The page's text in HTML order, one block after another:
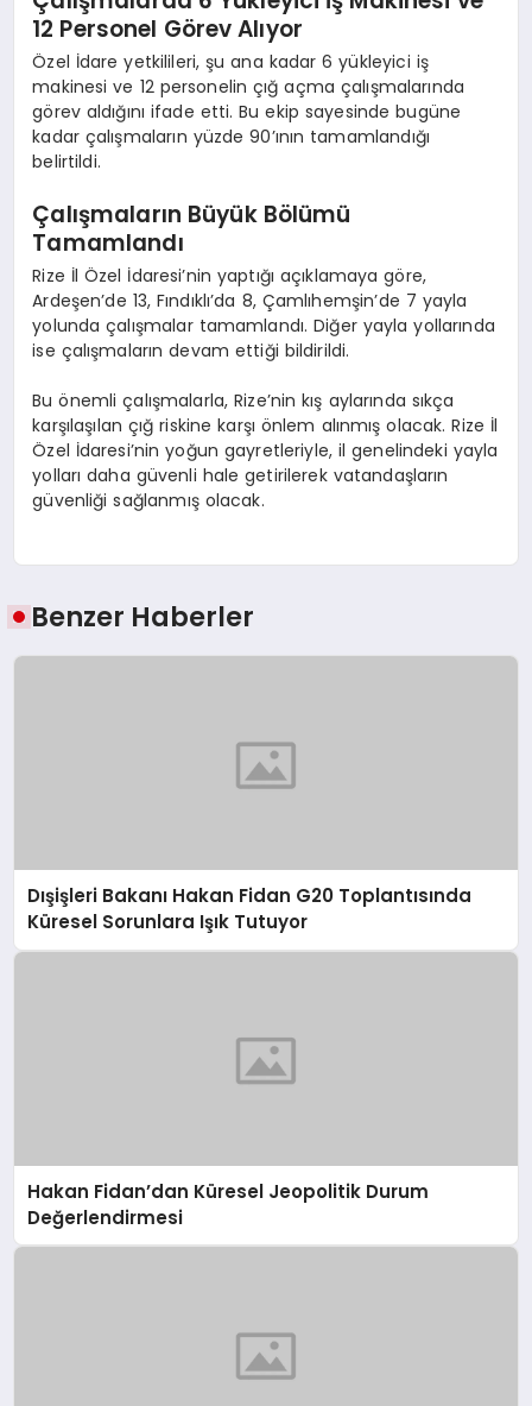
12 Personel Görev Alıyor
Özel İdare yetkilileri, şu ana kadar 6 yükleyici iş
makinesi ve 12 personelin çığ açma çalışmalarında
görev aldığını ifade etti. Bu ekip sayesinde bugüne
kadar çalışmaların yüzde 90’ının tamamlandığı
belirtildi.
Çalışmaların Büyük Bölümü
Tamamlandı
Rize İl Özel İdaresi’nin yaptığı açıklamaya göre,
Ardeşen’de 13, Fındıklı’da 8, Çamlıhemşin’de 7 yayla
yolunda çalışmalar tamamlandı. Diğer yayla yollarında
ise çalışmaların devam ettiği bildirildi.
Bu önemli çalışmalarla, Rize’nin kış aylarında sıkça
karşılaşılan çığ riskine karşı önlem alınmış olacak. Rize İl
Özel İdaresi’nin yoğun gayretleriyle, il genelindeki yayla
yolları daha güvenli hale getirilerek vatandaşların
güvenliği sağlanmış olacak.
Benzer Haberler
Dışişleri Bakanı Hakan Fidan G20 Toplantısında
Küresel Sorunlara Işık Tutuyor
Hakan Fidan’dan Küresel Jeopolitik Durum
Değerlendirmesi